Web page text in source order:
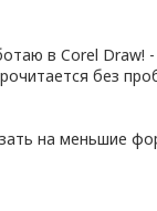
в Corel Draw!
без
на меньшие